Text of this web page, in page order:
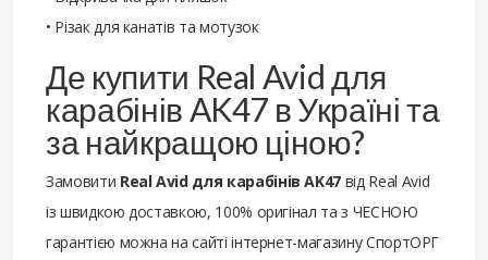
• Різак для канатів та мотузок
Де купити Real Avid для
карабінів AK47 в Україні та
за найкращою ціною?
Замовити Real Avid для карабінів AK47 від Real Avid
із швидкою доставкою, 100% оригінал та з ЧЕСНОЮ
гарантією можна на сайті інтернет-магазину СпортОРГ